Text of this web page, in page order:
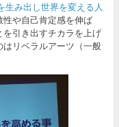
生み出し世界を変える人
や自己肯定感を伸ば
引き出すチカラを上げ
リベラルアーツ（一般